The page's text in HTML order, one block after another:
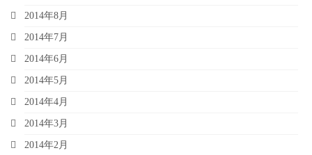
2014年8月
2014年7月
2014年6月
2014年5月
2014年4月
2014年3月
2014年2月